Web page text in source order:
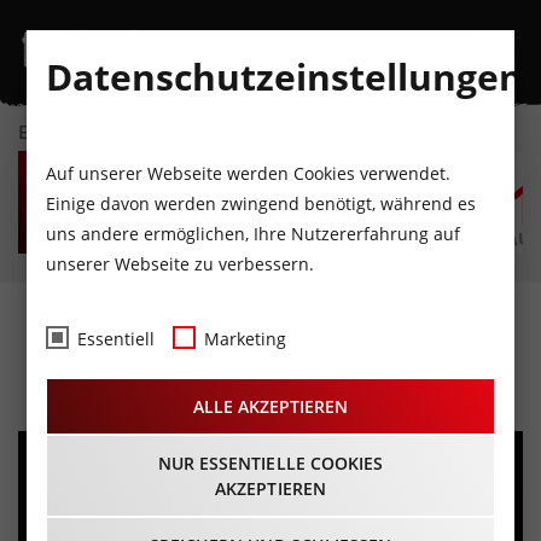
EVENTKALENDER
SA
8
AUGUST
SO
9
AUGUST
MO
10
AUGUST
DI
11
AUGUST
MI
12
AUGUST
Hamlet - One Man Show
30.04.2024 - Beginn 20:00 Uhr
Datenschutzeinstellungen
Auf unserer Webseite werden Cookies verwendet.
Einige davon werden zwingend benötigt, während es
uns andere ermöglichen, Ihre Nutzererfahrung auf
unserer Webseite zu verbessern.
Essentiell Marketing
ALLE AKZEPTIEREN
NUR ESSENTIELLE COOKIES
AKZEPTIEREN